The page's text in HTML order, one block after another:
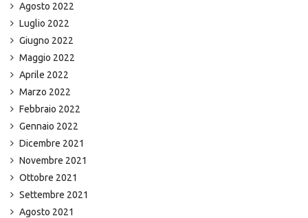
Agosto 2022
Luglio 2022
Giugno 2022
Maggio 2022
Aprile 2022
Marzo 2022
Febbraio 2022
Gennaio 2022
Dicembre 2021
Novembre 2021
Ottobre 2021
Settembre 2021
Agosto 2021